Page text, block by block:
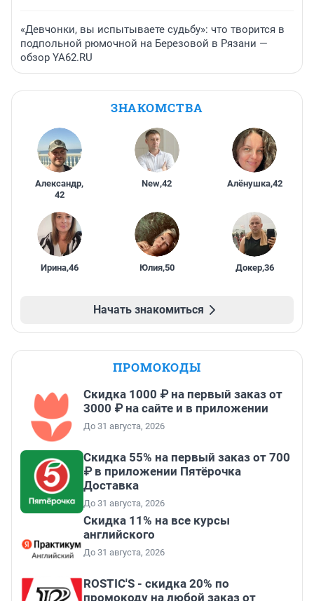
«Девчонки, вы испытываете судьбу»: что творится в
подпольной рюмочной на Березовой в Рязани —
обзор YA62.RU
ЗНАКОМСТВА
Александр,
42
New,42 Алёнушка,42
Ирина,46 Юлия,50 Докер,36
Начать знакомиться
ПРОМОКОДЫ
Скидка 1000 ₽ на первый заказ от
3000 ₽ на сайте и в приложении
До 31 августа, 2026
Скидка 55% на первый заказ от 700
₽ в приложении Пятёрочка
Доставка
До 31 августа, 2026
Скидка 11% на все курсы
английского
До 31 августа, 2026
ROSTIC'S - скидка 20% по
промокоду на любой заказ от